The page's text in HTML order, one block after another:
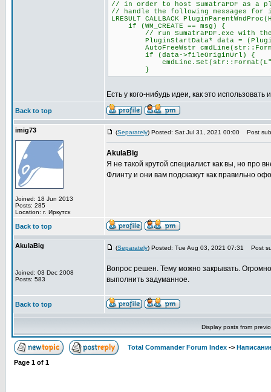
// in order to host SumatraPDF as a
// handle the following messages
LRESULT CALLBACK
if (WM_CREATE == msg) {
// run SumatraPDF.exe with the -
PluginStartData* data =
AutoFreeWstr
if (data->fileOriginUrl) {
cmdLine.Set(str::Format(L"-
}
Есть у кого-нибудь идеи, как это
Back to top
imig73
Joined: 18 Jun 2013
Posts: 285
Location: г. Иркутск
(Separately) Posted: Sat Jul 31, 2021 00:00 Post
AkulaBig
Я не такой крутой специалист как вы, но про
Флинту и они вам подскажут как правильно
Back to top
AkulaBig
Joined: 03 Dec 2008
Posts: 583
(Separately) Posted: Tue Aug 03, 2021 07:31 Post
Вопрос решен. Тему можно закрывать.
выполнить задуманное.
Back to top
Display posts from
Total Commander Forum Index ->
Page 1 of 1